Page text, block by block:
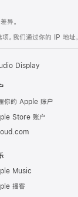
异。
。我们通过你的 IP 地
Display
你的 Apple 账户
Store 账户
Music
播客